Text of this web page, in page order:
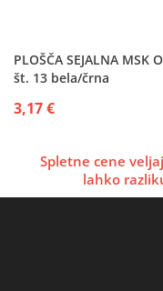
PLOŠČA SEJALNA MSK
št. 13 bela/črna
3,17 €
Spletne cene
lahko